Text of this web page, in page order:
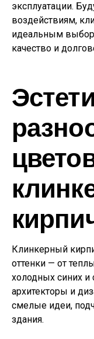
эксплуатации.
воздействиям,
идеальным
качество и
Клинкерный
оттенки — от
холодных синих и
архитекторы и
смелые идеи,
здания.